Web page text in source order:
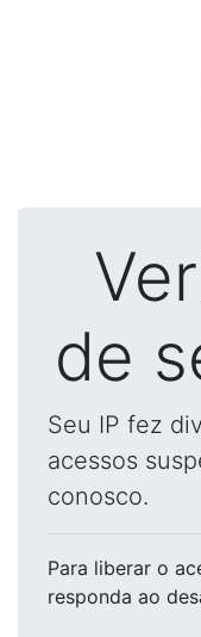
de
Seu IP fez
acessos
conosco.
Para liberar o
responda ao